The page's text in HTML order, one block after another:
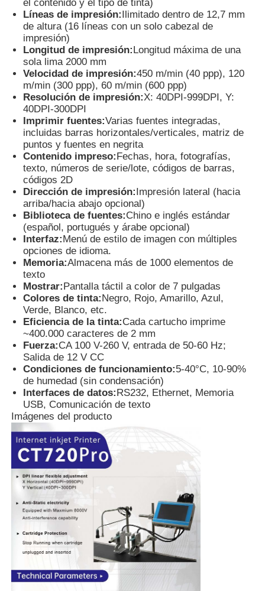
Máquina de marcado con láser de CO2
Máquina de marcado láser UV
Impresora de inyección de tinta
Cartuchos de tinta industriales
Máquina de transporte de páginas
Impresoras UV industriales
Máquina de sellado continuo
el contenido y el tipo de tinta)
Líneas de impresión:Ilimitado dentro de 12,7 mm
de altura (16 líneas con un solo cabezal de
impresión)
Longitud de impresión:Longitud máxima de una
sola lima 2000 mm
Velocidad de impresión:450 m/min (40 ppp), 120
m/min (300 ppp), 60 m/min (600 ppp)
Resolución de impresión:X: 40DPI-999DPI, Y:
40DPI-300DPI
Imprimir fuentes:Varias fuentes integradas,
incluidas barras horizontales/verticales, matriz de
puntos y fuentes en negrita
Contenido impreso:Fechas, hora, fotografías,
texto, números de serie/lote, códigos de barras,
códigos 2D
Dirección de impresión:Impresión lateral (hacia
arriba/hacia abajo opcional)
Biblioteca de fuentes:Chino e inglés estándar
(español, portugués y árabe opcional)
Interfaz:Menú de estilo de imagen con múltiples
opciones de idioma.
Memoria:Almacena más de 1000 elementos de
texto
Mostrar:Pantalla táctil a color de 7 pulgadas
Colores de tinta:Negro, Rojo, Amarillo, Azul,
Verde, Blanco, etc.
Eficiencia de la tinta:Cada cartucho imprime
~400.000 caracteres de 2 mm
Fuerza:CA 100 V-260 V, entrada de 50-60 Hz;
Salida de 12 V CC
Condiciones de funcionamiento:5-40°C, 10-90%
de humedad (sin condensación)
Interfaces de datos:RS232, Ethernet, Memoria
USB, Comunicación de texto
Imágenes del producto